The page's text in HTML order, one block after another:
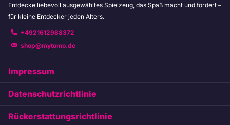
Entdecke liebevoll ausgewähltes Spielzeug, das Spaß macht und fördert –
für kleine Entdecker jeden Alters.
+4921612988372
shop@mytomo.de
Impressum
Datenschutzrichtlinie
Rückerstattungsrichtlinie